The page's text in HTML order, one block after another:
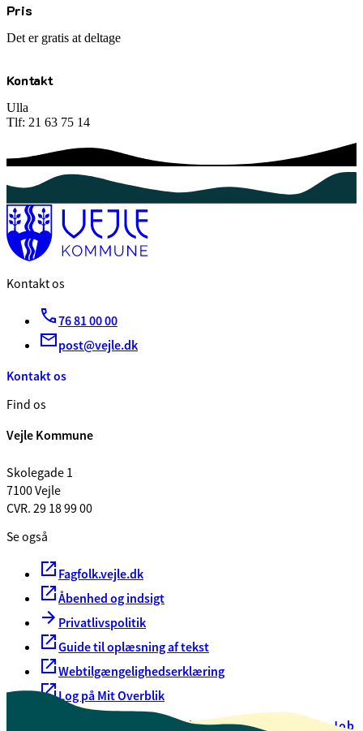
Pris
Det er gratis at deltage
Kontakt
Ulla
Tlf: 21 63 75 14
Kontakt os
76 81 00 00
post@vejle.dk
Kontakt os
Find os
Vejle Kommune
Skolegade 1
7100 Vejle
CVR. 29 18 99 00
Se også
Fagfolk.vejle.dk
Åbenhed og indsigt
Privatlivspolitik
Guide til oplæsning af tekst
Webtilgængelighedserklæring
Log på Mit Overblik
Oversigt over selvbetjeningJob